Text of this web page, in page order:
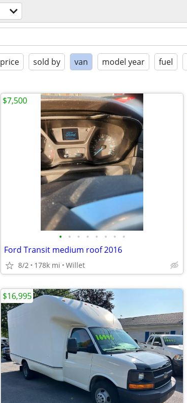
price sold by van model year fuel
• • • • • • • •
Ford Transit medium roof 2016
8/2 178k mi Willet
$7,500
$16,995